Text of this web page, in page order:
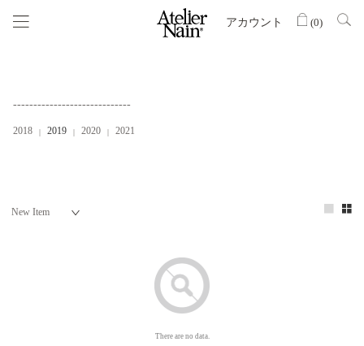
アカウント (0)
-----------------------------
2018 2019 2020 2021
There are no data.